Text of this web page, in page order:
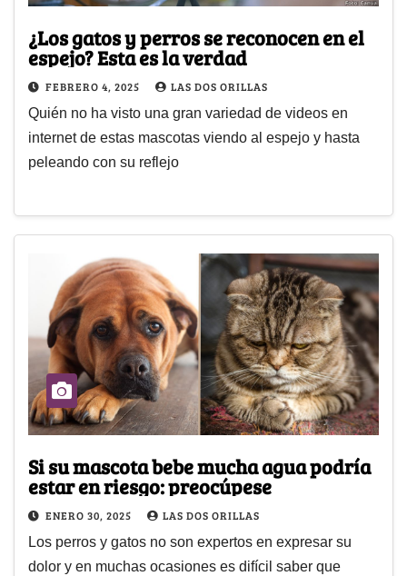
¿Los gatos y perros se reconocen en el
espejo? Esta es la verdad
FEBRERO 4, 2025 LAS DOS ORILLAS
Quién no ha visto una gran variedad de videos en
internet de estas mascotas viendo al espejo y hasta
peleando con su reflejo
Si su mascota bebe mucha agua podría
estar en riesgo: preocúpese
ENERO 30, 2025 LAS DOS ORILLAS
Los perros y gatos no son expertos en expresar su
dolor y en muchas ocasiones es difícil saber que